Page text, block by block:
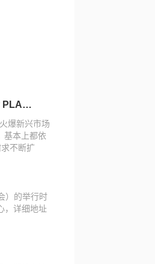
2025
爆新兴市场
基本上都依
不断扩
）的举行时
，详细地址